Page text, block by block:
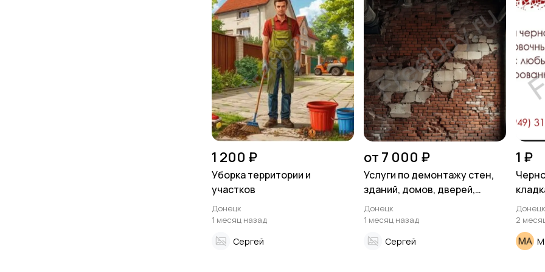
1 200 ₽
Уборка территории и
участков
Донецк
1 месяц назад
Сергей
от 7 000 ₽
Услуги по демонтажу стен,
зданий, домов, дверей,
балконов и других
конструкций
Донецк
1 месяц назад
Сергей
1 ₽
Донецк
2